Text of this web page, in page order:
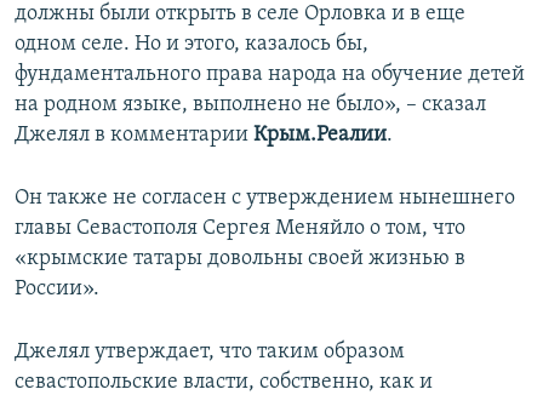
должны были открыть в селе Орловка и в еще
одном селе. Но и этого, казалось бы,
фундаментального права народа на обучение детей
на родном языке, выполнено не было», – сказал
Джелял в комментарии Крым.Реалии.
Он также не согласен с утверждением нынешнего
главы Севастополя Сергея Меняйло о том, что
«крымские татары довольны своей жизнью в
России».
Джелял утверждает, что таким образом
севастопольские власти, собственно, как и